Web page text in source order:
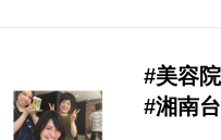
#美容
#湘南台